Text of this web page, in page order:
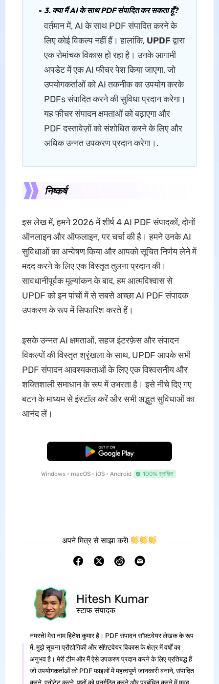
3. क्या मैं AI के साथ PDF संपादित कर सकता हूँ?
वर्तमान में, AI के साथ PDF संपादित करने के
लिए कोई विकल्प नहीं हैं। हालांकि, UPDFद्वारा
एक रोमांचक विकास हो रहा है। उनके आगामी
अपडेट में एक AI फीचर पेश किया जाएगा, जो
उपयोगकर्ताओं को AI तकनीक का उपयोग करके
PDFs संपादित करने की सुविधा प्रदान करेगा।
यह फीचर संपादन क्षमताओं को बढ़ाएगा और
PDF दस्तावेज़ों को संशोधित करने के लिए और
अधिक उन्नत उपकरण प्रदान करेगा।.
निष्कर्ष
इस लेख में, हमने 2026 में शीर्ष 4 AI PDF संपादकों, दोनों
ऑनलाइन और ऑफलाइन, पर चर्चा की है। हमने उनके AI
सुविधाओं का अन्वेषण किया और आपको सूचित निर्णय लेने में
मदद करने के लिए एक विस्तृत तुलना प्रदान की।
सावधानीपूर्वक मूल्यांकन के बाद, हम आत्मविश्वास से
UPDF को इन पांचों में से सबसे अच्छा AI PDF संपादक
उपकरण के रूप में सिफारिश करते हैं।
इसके उन्नत AI क्षमताओं, सहज इंटरफ़ेस और संपादन
विकल्पों की विस्तृत श्रृंखला के साथ, UPDF आपके सभी
PDF संपादन आवश्यकताओं के लिए एक विश्वसनीय और
शक्तिशाली समाधान के रूप में उभरता है। इसे नीचे दिए गए
बटन के माध्यम से इंस्टॉल करें और सभी अद्भुत सुविधाओं का
आनंद लें।
मुफ्त डाउनलोड
Windows • macOS • iOS • Android 100% सुरक्षित
अपने मित्र से साझा करें!
Hitesh Kumar
स्टाफ संपादक
नमस्ते! मेरा नाम हितेश कुमार है। PDF संपादन सॉफ़्टवेयर लेखक के रूप
में, मुझे सूचना प्रौद्योगिकी और सॉफ़्टवेयर विकास के क्षेत्र में वर्षों का
अनुभव है। मेरी टीम और मैं ऐसे उपकरण प्रदान करने के लिए प्रतिबद्ध हैं
जो उपयोगकर्ताओं को PDF फ़ाइलों में महत्वपूर्ण जानकारी बनाने, संपादित